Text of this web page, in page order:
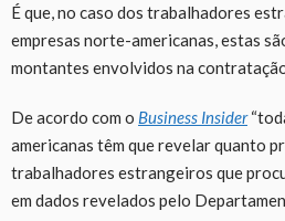
É que, no caso dos trabalhadores
empresas norte-americanas, estas
montantes envolvidos na
De acordo com o Business Insider
americanas têm que revelar quanto
trabalhadores estrangeiros que
em dados revelados pelo